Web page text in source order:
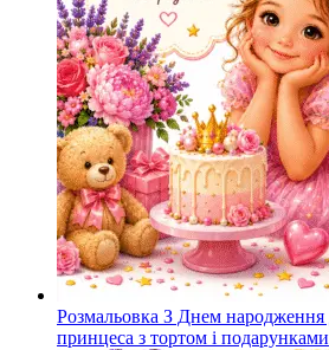
Розмальовка З Днем
принцеса з тортом і подарунками